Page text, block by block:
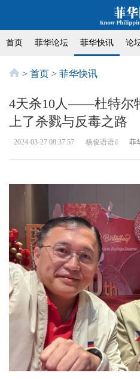
首页 菲华论坛 菲华快讯 论
> 首页 > 菲华快讯
4天杀10人——杜特尔
上了杀戮与反毒之路
2024-03-27 08:37:57 杨俊语语il 菲